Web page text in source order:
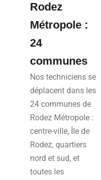
Rodez
Métropole :
24
communes
Nos techniciens se
déplacent dans les
24 communes de
Rodez Métropole :
centre-ville, Île de
Rodez, quartiers
nord et sud, et
toutes les